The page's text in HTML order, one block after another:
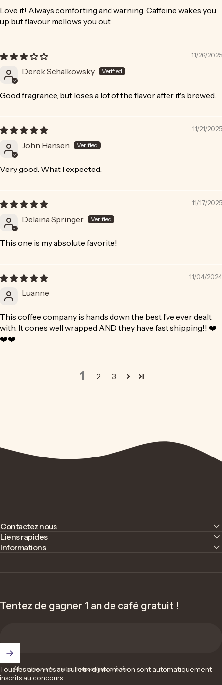
Love it! Always comforting and warning. Caffeine wakes you
up but flavour mellows you out.
11/26/2025
Derek Schalkowsky
Good fragrance, but loses a lot of the flavor after it's brewed.
11/21/2025
John Hansen
Very good. What I expected.
11/17/2025
Delaina Springer
This one is my absolute favorite!
11/04/2024
Luanne
This coffee company is hands down the best I’ve ever dealt
with. It cones well wrapped AND they have fast shipping!! ❤️
❤️❤️
1 2 3
Contactez nous
Liens rapides
Informations
Tentez de gagner 1 an de café gratuit !
Abonnez-vous aux messages privés
Tous les abonnés au bulletin d'information sont automatiquement
inscrits au concours.